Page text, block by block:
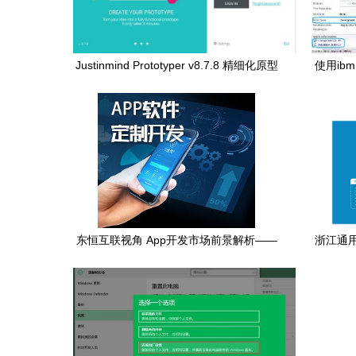
Justinmind Prototyper v8.7.8 精细化原型
流程
使用
东恒互联视角 App开发市场前景解析——
浙江通